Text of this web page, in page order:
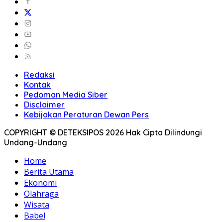
Redaksi
Kontak
Pedoman Media Siber
Disclaimer
Kebijakan Peraturan Dewan Pers
COPYRIGHT © DETEKSIPOS 2026 Hak Cipta Dilindungi
Undang-Undang
Home
Berita Utama
Ekonomi
Olahraga
Wisata
Babel